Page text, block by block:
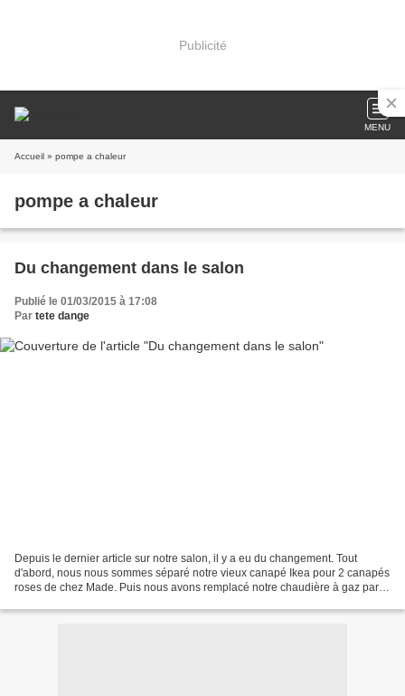
Publicité
MENU
Accueil » pompe a chaleur
pompe a chaleur
Du changement dans le salon
Publié le 01/03/2015 à 17:08
Par tete dange
Depuis le dernier article sur notre salon, il y a eu du changement. Tout
d'abord, nous nous sommes séparé notre vieux canapé Ikea pour 2 canapés
roses de chez Made. Puis nous avons remplacé notre chaudière à gaz par